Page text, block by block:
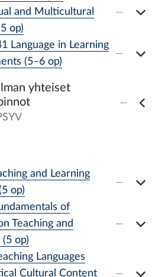
and Multicultural
op)
Language in Learning
(5–6 op)
yhteiset
and Learning
op)
of
Teaching and
op)
Languages
Cultural Content